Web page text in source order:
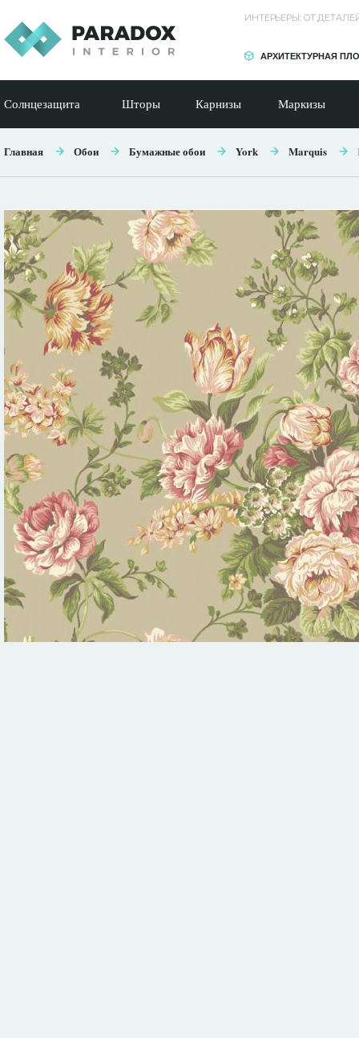
ИНТЕРЬЕРЫ: ОТ
АРХИТЕКТУРНАЯ
Солнцезащита Шторы Карнизы Маркизы
Главная Обои Бумажные обои York Marquis